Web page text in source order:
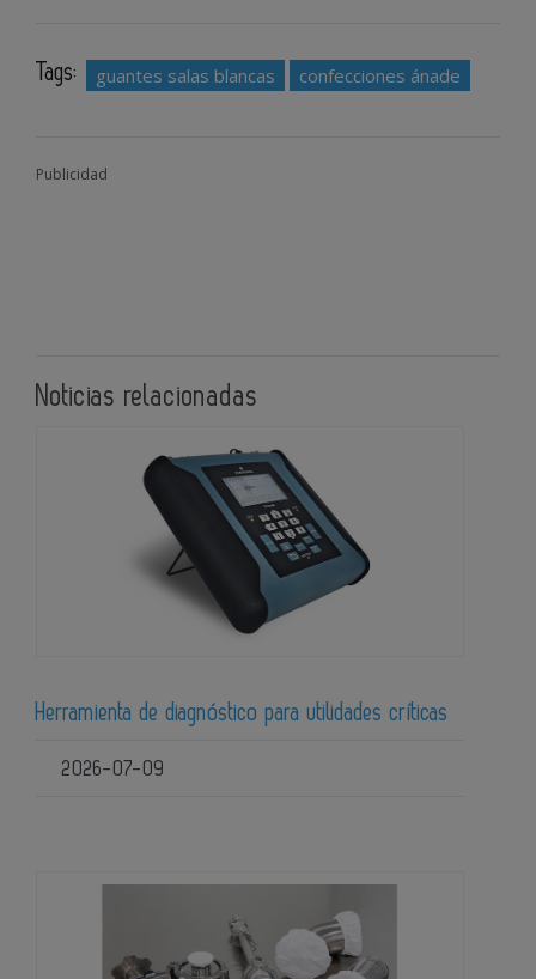
Tags: guantes salas blancas confecciones ánade
Publicidad
Noticias relacionadas
Herramienta de diagnóstico para utilidades críticas
2026-07-09